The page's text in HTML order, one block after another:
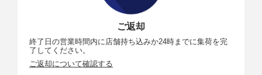
ご返却
終了日の営業時間内に店舗持ち込みか24時までに集荷を完
了してください。
ご返却について確認する